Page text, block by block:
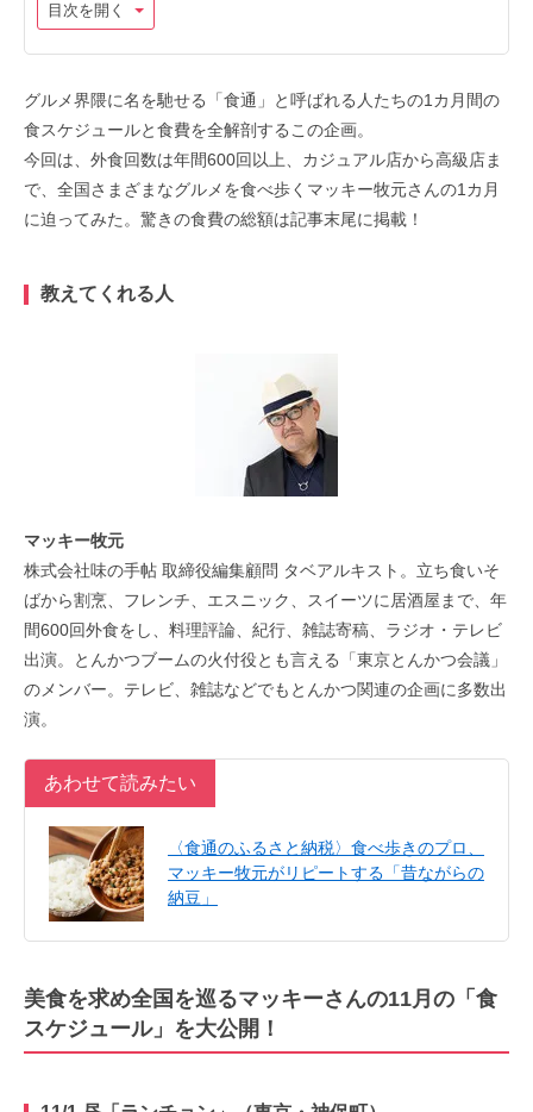
目次を開く
グルメ界隈に名を馳せる「食通」と呼ばれる人たちの1カ月間の
食スケジュールと食費を全解剖するこの企画。
今回は、外食回数は年間600回以上、カジュアル店から高級店ま
で、全国さまざまなグルメを食べ歩くマッキー牧元さんの1カ月
に迫ってみた。驚きの食費の総額は記事末尾に掲載！
教えてくれる人
マッキー牧元
株式会社味の手帖 取締役編集顧問 タベアルキスト。立ち食いそ
ばから割烹、フレンチ、エスニック、スイーツに居酒屋まで、年
間600回外食をし、料理評論、紀行、雑誌寄稿、ラジオ・テレビ
出演。とんかつブームの火付役とも言える「東京とんかつ会議」
のメンバー。テレビ、雑誌などでもとんかつ関連の企画に多数出
演。
あわせて読みたい
〈食通のふるさと納税〉食べ歩きのプロ、
マッキー牧元がリピートする「昔ながらの
納豆」
美食を求め全国を巡るマッキーさんの11月の「食
スケジュール」を大公開！